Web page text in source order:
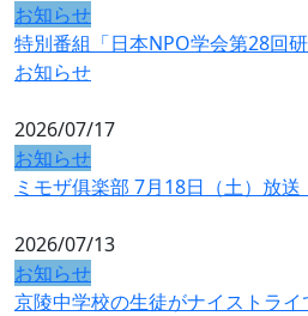
お知らせ
特別番組「日本NPO学会第28回
お知らせ
2026/07/17
お知らせ
ミモザ俱楽部 7月18日（土）放
2026/07/13
お知らせ
京陵中学校の生徒がナイストラ